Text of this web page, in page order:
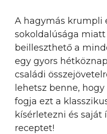
A hagymás krumpli
sokoldalúsága
beilleszthető a
egy gyors
családi
lehetsz benne,
fogja ezt a
kísérletezni és saját
receptet!